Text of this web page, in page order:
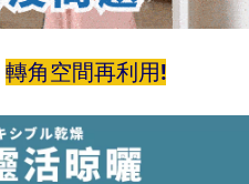
轉角空間再利用!